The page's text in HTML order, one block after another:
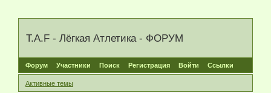
T.A.F - Лёгкая Атлетика - ФОРУМ
Форум Участники Поиск Регистрация Войти Ссылки
Активные темы